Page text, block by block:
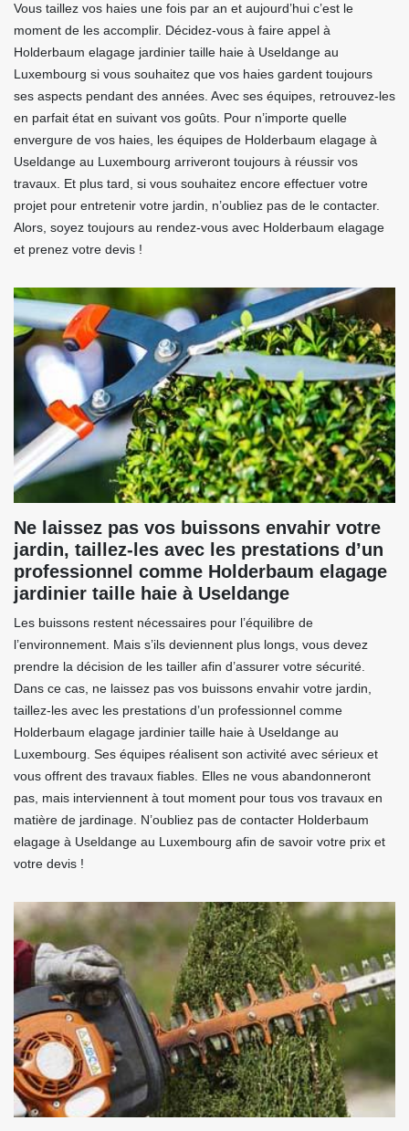
Vous taillez vos haies une fois par an et aujourd’hui c’est le
moment de les accomplir. Décidez-vous à faire appel à
Holderbaum elagage jardinier taille haie à Useldange au
Luxembourg si vous souhaitez que vos haies gardent toujours
ses aspects pendant des années. Avec ses équipes, retrouvez-les
en parfait état en suivant vos goûts. Pour n’importe quelle
envergure de vos haies, les équipes de Holderbaum elagage à
Useldange au Luxembourg arriveront toujours à réussir vos
travaux. Et plus tard, si vous souhaitez encore effectuer votre
projet pour entretenir votre jardin, n’oubliez pas de le contacter.
Alors, soyez toujours au rendez-vous avec Holderbaum elagage
et prenez votre devis !
Ne laissez pas vos buissons envahir votre
jardin, taillez-les avec les prestations d’un
professionnel comme Holderbaum elagage
jardinier taille haie à Useldange
Les buissons restent nécessaires pour l’équilibre de
l’environnement. Mais s’ils deviennent plus longs, vous devez
prendre la décision de les tailler afin d’assurer votre sécurité.
Dans ce cas, ne laissez pas vos buissons envahir votre jardin,
taillez-les avec les prestations d’un professionnel comme
Holderbaum elagage jardinier taille haie à Useldange au
Luxembourg. Ses équipes réalisent son activité avec sérieux et
vous offrent des travaux fiables. Elles ne vous abandonneront
pas, mais interviennent à tout moment pour tous vos travaux en
matière de jardinage. N’oubliez pas de contacter Holderbaum
elagage à Useldange au Luxembourg afin de savoir votre prix et
votre devis !